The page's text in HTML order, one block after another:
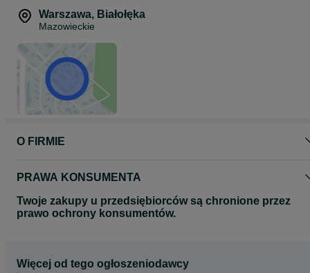
Warszawa, Białołęka
Mazowieckie
O FIRMIE
PRAWA KONSUMENTA
Twoje zakupy u przedsiębiorców są chronione przez
prawo ochrony konsumentów.
Więcej od tego ogłoszeniodawcy